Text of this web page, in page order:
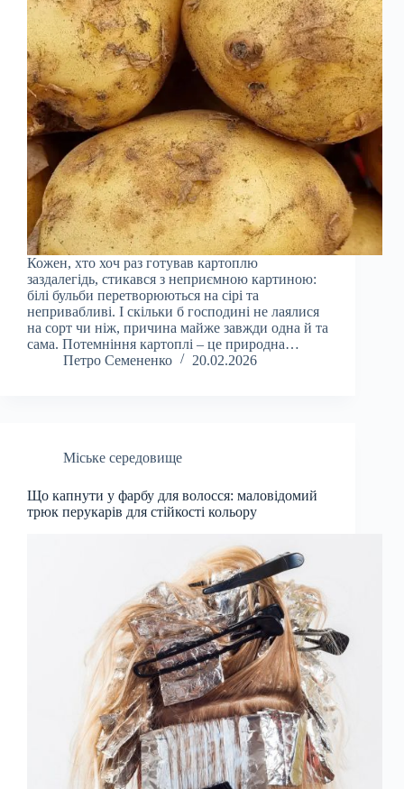
Кожен, хто хоч раз готував картоплю
заздалегідь, стикався з неприємною картиною:
білі бульби перетворюються на сірі та
непривабливі. І скільки б господині не лаялися
на сорт чи ніж, причина майже завжди одна й та
сама. Потемніння картоплі – це природна…
Петро Семененко
20.02.2026
Міське середовище
Що капнути у фарбу для волосся: маловідомий
трюк перукарів для стійкості кольору